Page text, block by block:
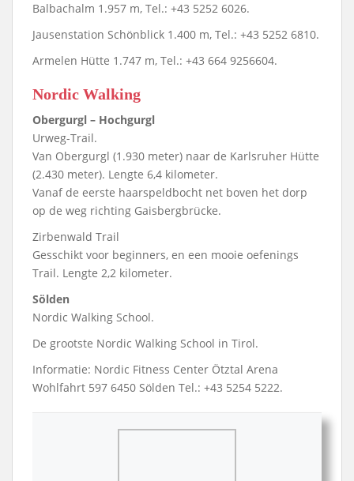
Balbachalm 1.957 m, Tel.: +43 5252 6026.
Jausenstation Schönblick 1.400 m, Tel.: +43 5252 6810.
Armelen Hütte 1.747 m, Tel.: +43 664 9256604.
Nordic Walking
Obergurgl – Hochgurgl
Urweg-Trail.
Van Obergurgl (1.930 meter) naar de Karlsruher Hütte
(2.430 meter). Lengte 6,4 kilometer.
Vanaf de eerste haarspeldbocht net boven het dorp
op de weg richting Gaisbergbrücke.
Zirbenwald Trail
Gesschikt voor beginners, en een mooie oefenings
Trail. Lengte 2,2 kilometer.
Sölden
Nordic Walking School.
De grootste Nordic Walking School in Tirol.
Informatie: Nordic Fitness Center Ötztal Arena
Wohlfahrt 597 6450 Sölden Tel.: +43 5254 5222.